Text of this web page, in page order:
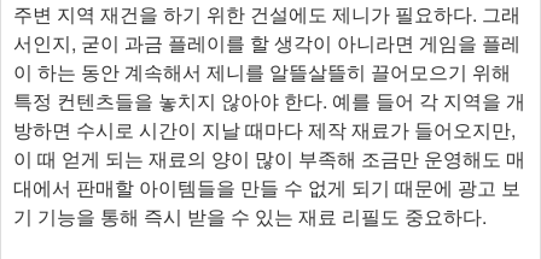
주변 지역 재건을 하기 위한 건설에도 제니가 필요하다. 그래
서인지, 굳이 과금 플레이를 할 생각이 아니라면 게임을 플레
이 하는 동안 계속해서 제니를 알뜰살뜰히 끌어모으기 위해
특정 컨텐츠들을 놓치지 않아야 한다. 예를 들어 각 지역을 개
방하면 수시로 시간이 지날 때마다 제작 재료가 들어오지만,
이 때 얻게 되는 재료의 양이 많이 부족해 조금만 운영해도 매
대에서 판매할 아이템들을 만들 수 없게 되기 때문에 광고 보
기 기능을 통해 즉시 받을 수 있는 재료 리필도 중요하다.​